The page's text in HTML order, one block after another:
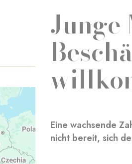
Junge
Eine wachsende
nicht bereit, sich